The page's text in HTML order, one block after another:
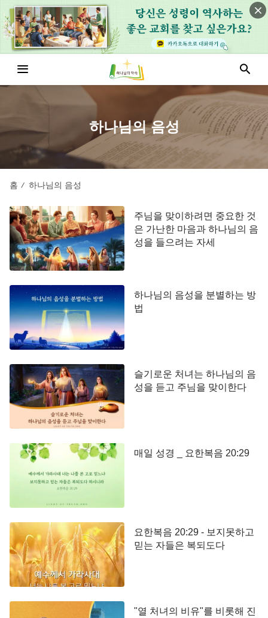
하나님의 음성
홈 / 하나님의 음성
주님을 맞이하려면 중요한 것
은 가난한 마음과 하나님의 음
성을 들으려는 자세
하나님의 음성을 분별하는 방
법
슬기로운 처녀는 하나님의 음
성을 듣고 주님을 맞이한다
매일 성경 _ 요한복음 20:29
요한복음 20:29 - 보지못하고
믿는 자들은 복되도다
"열 처녀의 비유"를 비롯해 진